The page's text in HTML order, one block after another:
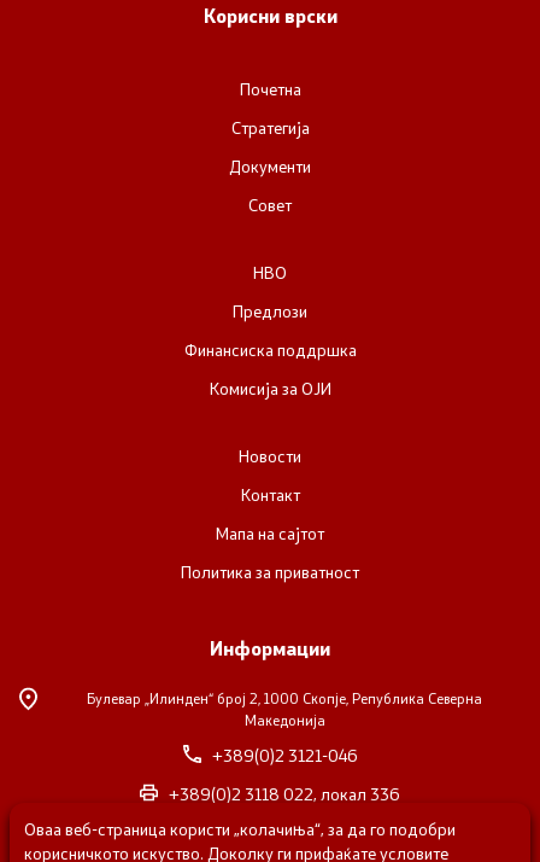
Корисни врски
Почетна
Стратегија
Документи
Совет
НВО
Предлози
Финансиска поддршка
Комисија за ОЈИ
Новости
Контакт
Мапа на сајтот
Политика за приватност
Информации
Булевар „Илинден“ број 2, 1000 Скопје, Република Северна
Македонија
+389(0)2 3121-046
+389(0)2 3118 022, локал 336
nvosorabotka@gs.gov.mk
Оваа веб-страница користи „колачиња“, за да го подобри
корисничкото искуство. Доколку ги прифаќате условите